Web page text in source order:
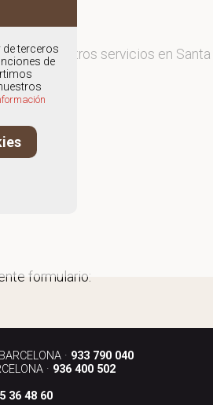
nuestros servicios en Santa
formulario:
· 933 790 040
· 936 400 502
36 48 60
de terceros
de